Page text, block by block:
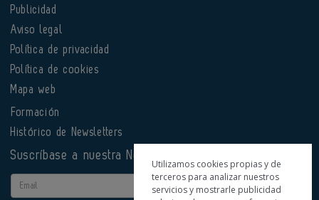
Publicidad
Aviso legal
Política de privacidad
Política de cookies
Mapa web
Formación
Histórico de Newsletters
Suscríbase a nuestra Newsletter
Email
Utilizamos cookies propias y de
terceros para analizar nuestros
servicios y mostrarle publicidad